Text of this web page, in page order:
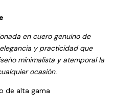
en cuero genuino de
elegancia y practicidadque
minimalista y atemporalla
ocasión.
de alta gama